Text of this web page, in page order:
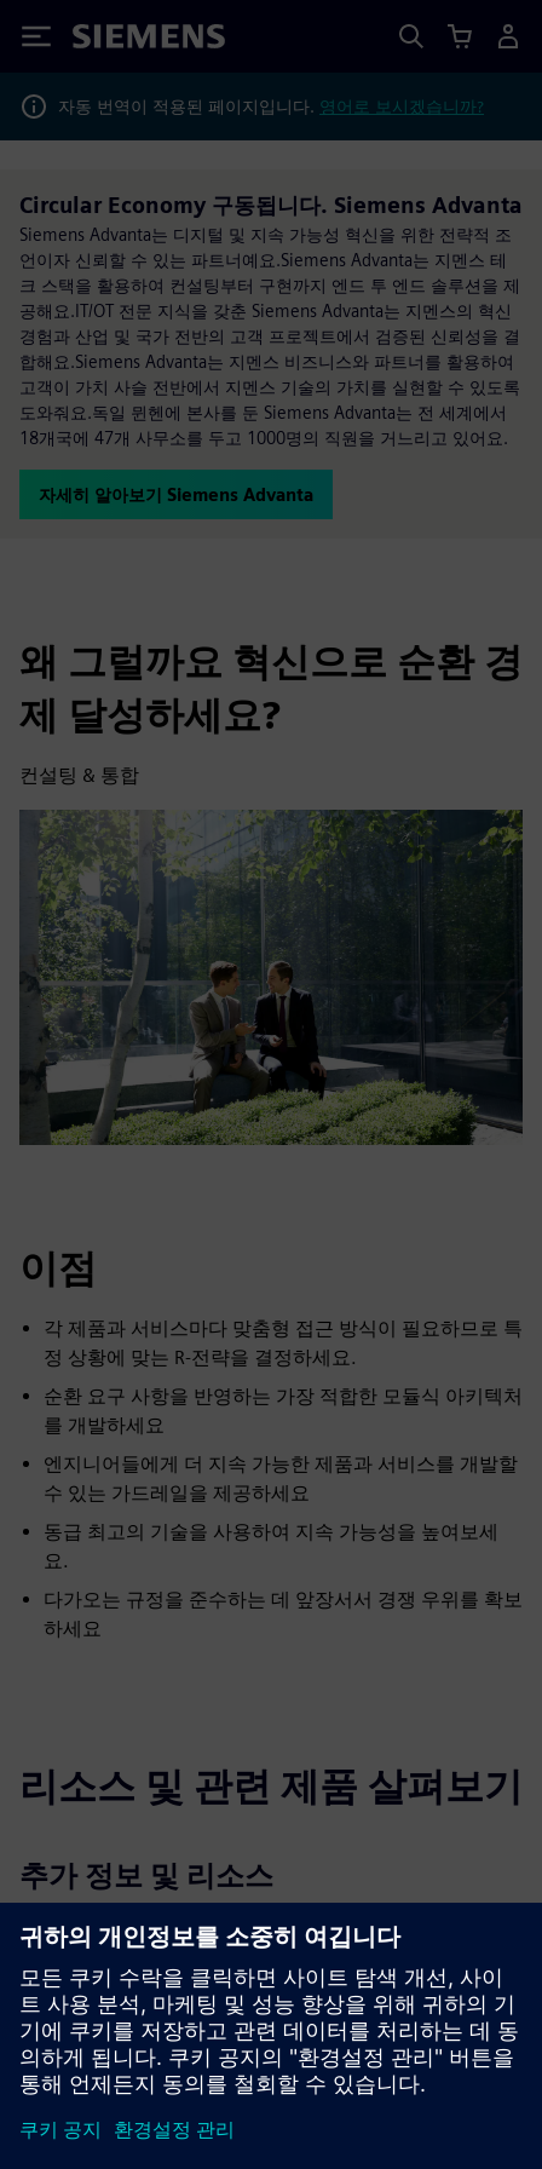
Siemens
자동 번역이 적용된 페이지입니다. 영어로 보시겠습니까?
Circular Economy 구동됩니다. Siemens Advanta
Siemens Advanta는 디지털 및 지속 가능성 혁신을 위한 전략적 조
언이자 신뢰할 수 있는 파트너예요.Siemens Advanta는 지멘스 테
크 스택을 활용하여 컨설팅부터 구현까지 엔드 투 엔드 솔루션을 제
공해요.IT/OT 전문 지식을 갖춘 Siemens Advanta는 지멘스의 혁신
경험과 산업 및 국가 전반의 고객 프로젝트에서 검증된 신뢰성을 결
합해요.Siemens Advanta는 지멘스 비즈니스와 파트너를 활용하여
고객이 가치 사슬 전반에서 지멘스 기술의 가치를 실현할 수 있도록
도와줘요.독일 뮌헨에 본사를 둔 Siemens Advanta는 전 세계에서
18개국에 47개 사무소를 두고 1000명의 직원을 거느리고 있어요.
자세히 알아보기 Siemens Advanta
왜 그럴까요 혁신으로 순환 경
제 달성하세요?
컨설팅 & 통합
이점
각 제품과 서비스마다 맞춤형 접근 방식이 필요하므로 특
정 상황에 맞는 R-전략을 결정하세요.
순환 요구 사항을 반영하는 가장 적합한 모듈식 아키텍처
를 개발하세요
엔지니어들에게 더 지속 가능한 제품과 서비스를 개발할
수 있는 가드레일을 제공하세요
동급 최고의 기술을 사용하여 지속 가능성을 높여보세
요.
다가오는 규정을 준수하는 데 앞장서서 경쟁 우위를 확보
하세요
리소스 및 관련 제품 살펴보기
추가 정보 및 리소스
지속 가능성에 대해 더 알아보기
선행 조건
없대요